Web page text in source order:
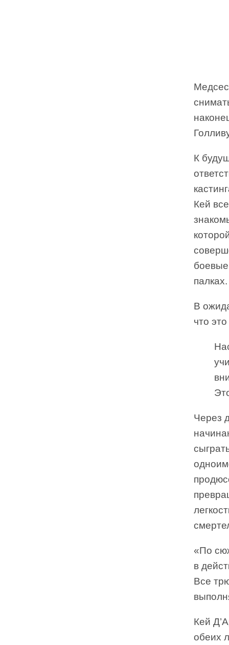
К
Кей
палках.
В
что
Через
«По
в
Все
Кей
обеих